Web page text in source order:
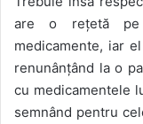
are o rețetă pe
medicamente, iar
renunânțând la o
cu medicamentele
semnând pentru